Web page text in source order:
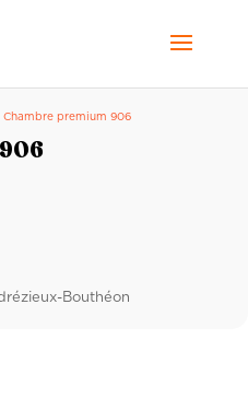
Chambre premium 906
Bouthéon